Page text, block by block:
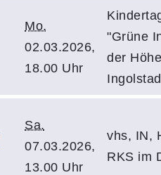
Mo.
02.03.2026,
18.00 Uhr
"Grüne
der
Sa.
07.03.2026,
13.00 Uhr
vhs, IN,
RKS im